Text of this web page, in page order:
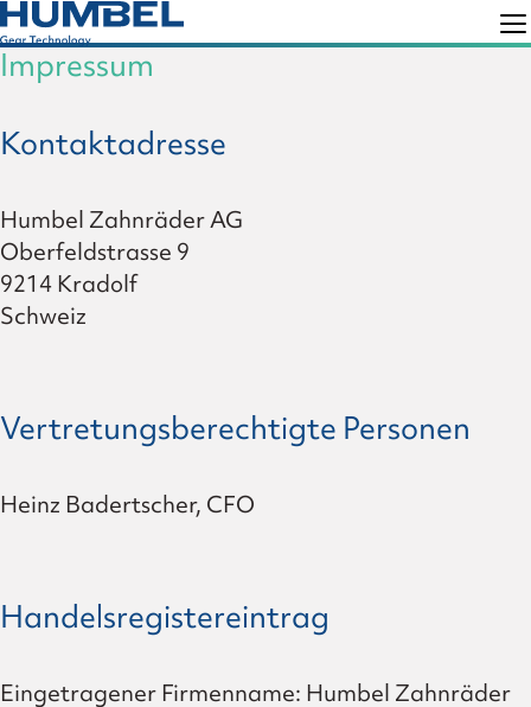
Skip
to
navigation
Skip
to
content
Humbel
Technology
Impressum
Kontaktadresse
Humbel Zahnräder AG
Oberfeldstrasse 9
9214 Kradolf
Schweiz
Vertretungsberechtigte Personen
Heinz Badertscher, CFO
Handelsregistereintrag
Eingetragener Firmenname: Humbel Zahnräder